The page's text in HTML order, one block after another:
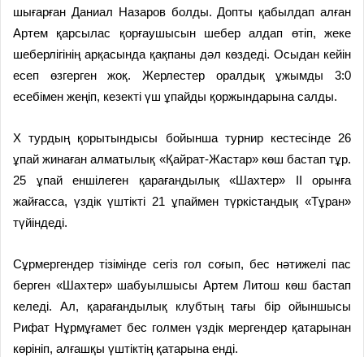
шығарған Даниал Назаров болды. Допты қабылдап алған
Артем қарсылас қорғаушысын шебер алдап өтіп, жеке
шеберлігінің арқасында қақпаны дәл көздеді. Осыдан кейін
есеп өзгерген жоқ. Жерлестер оралдық ұжымды 3:0
есебімен жеңіп, кезекті үш ұпайды қоржындарына салды.
Х турдың қорытындысы бойынша турнир кестесінде 26
ұпай жинаған алматылық «Қайрат-Жастар» көш бастап тұр.
25 ұпай еншілеген қарағандылық «Шахтер» ІІ орынға
жайғасса, үздік үштікті 21 ұпаймен түркістандық «Тұран»
түйіндеді.
Сұрмергендер тізімінде сегіз гол соғып, бес нәтижелі пас
берген «Шахтер» шабуылшысы Артем Литош көш бастап
келеді. Ал, қарағандылық клубтың тағы бір ойыншысы
Рифат Нұрмұғамет бес голмен үздік мергендер қатарынан
көрініп, алғашқы үштіктің қатарына енді.